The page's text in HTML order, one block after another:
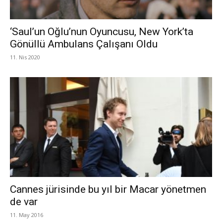
‘Saul’un Oğlu’nun Oyuncusu, New York’ta
Gönüllü Ambulans Çalışanı Oldu
11. Nis 2020
Cannes jürisinde bu yıl bir Macar yönetmen
de var
11. May 2016